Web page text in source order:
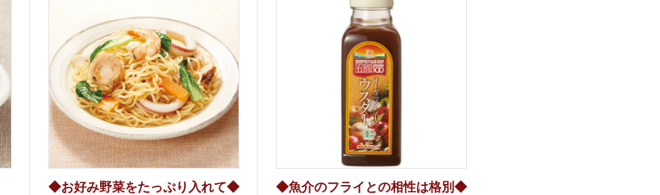
◆お好み野菜をたっぷり入れて◆
◆魚介のフライとの相性は格別◆